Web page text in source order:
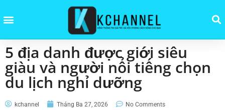
5 địa danh được giới siêu
giàu và người nổi tiếng chọn
du lịch nghỉ dưỡng
kchannel Tháng Ba 27, 2026 No Comments